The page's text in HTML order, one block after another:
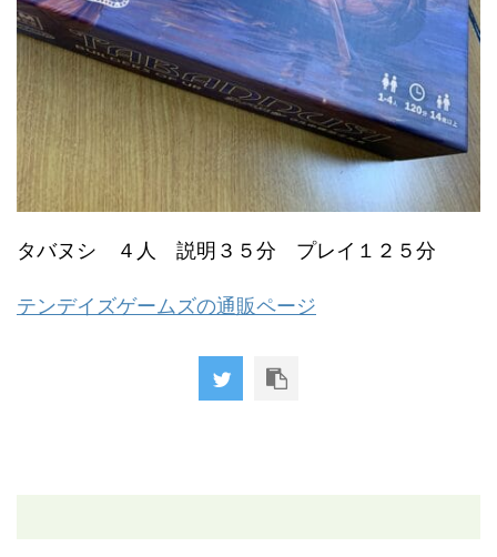
タバヌシ ４人 説明３５分 プレイ１２５分
テンデイズゲームズの通販ページ